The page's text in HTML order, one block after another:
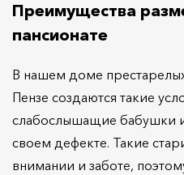
Преимущества
пансионате
В нашем доме
Пензе создаются такие
слабослышащие бабушки
своем дефекте. Такие
внимании и заботе,